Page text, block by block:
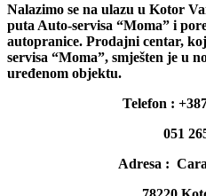
Nalazimo se na ulazu u Kotor
puta Auto-servisa “Moma” i
autopranice. Prodajni centar,
servisa “Moma”, smješten je u
uređenom objektu.
Telefon :
051
Adresa :